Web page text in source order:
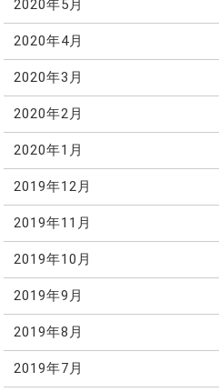
2020年5月
2020年4月
2020年3月
2020年2月
2020年1月
2019年12月
2019年11月
2019年10月
2019年9月
2019年8月
2019年7月